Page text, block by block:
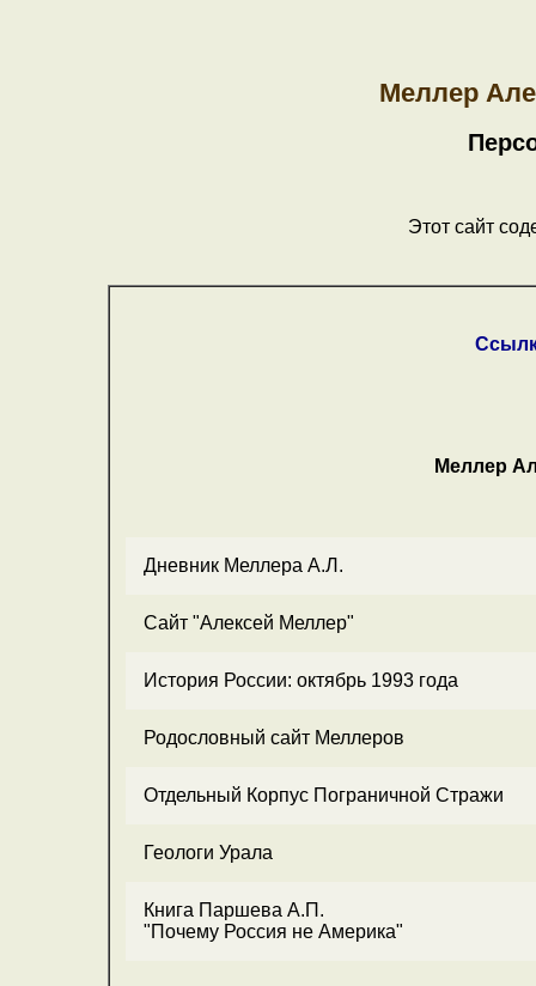
Меллер
Этот сайт
Меллер
Дневник Меллера А.Л.
Сайт "Алексей Меллер"
История России: октябрь 1993 года
Родословный сайт Меллеров
Отдельный Корпус Пограничной Стражи
Геологи Урала
Книга Паршева А.П.
"Почему Россия не Америка"